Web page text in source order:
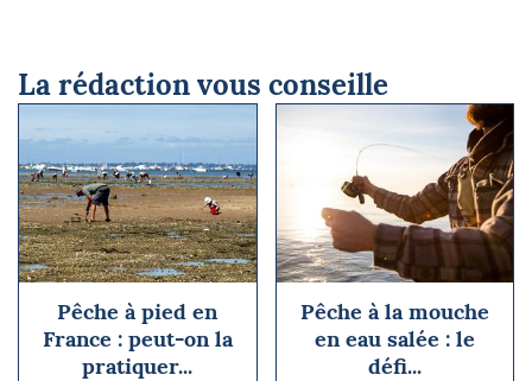
La rédaction vous conseille
Pêche à pied en
France : peut-on la
pratiquer...
Pêche à la mouche
en eau salée : le
défi...